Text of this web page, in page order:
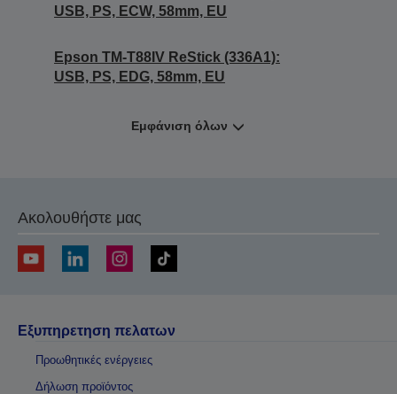
USB, PS, ECW, 58mm, EU
Epson TM-T88IV ReStick (336A1):
USB, PS, EDG, 58mm, EU
Εμφάνιση όλων
Ακολουθήστε μας
Εξυπηρετηση πελατων
Προωθητικές ενέργειες
Δήλωση προϊόντος